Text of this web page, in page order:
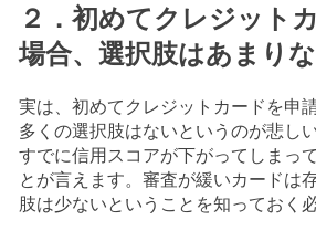
２．初めてクレジット
場合、選択肢はあまり
実は、初めてクレジットカードを申
多くの選択肢はないというのが悲し
すでに信用スコアが下がってしまっ
とが言えます。審査が緩いカードは
肢は少ないということを知っておく